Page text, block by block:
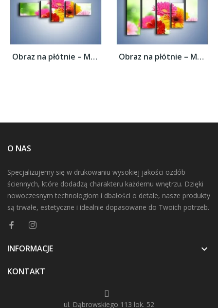
Obraz na płótnie – Małe kolorowe gerberki... Obraz na płótnie – Małe kolorowe gerberki...
O NAS
Specjalizujemy się w drukowaniu wysokiej jakości ozdób
ściennych, które dodadzą charakteru każdemu wnętrzu. Dzięki
nowoczesnym technologiom i dbałości o detale, nasze produkty
są trwałe, estetyczne i idealnie dopasowane do Twoich potrzeb.
INFORMACJE 
KONTAKT
ul. Dąbrowskiego 113 lok. 52